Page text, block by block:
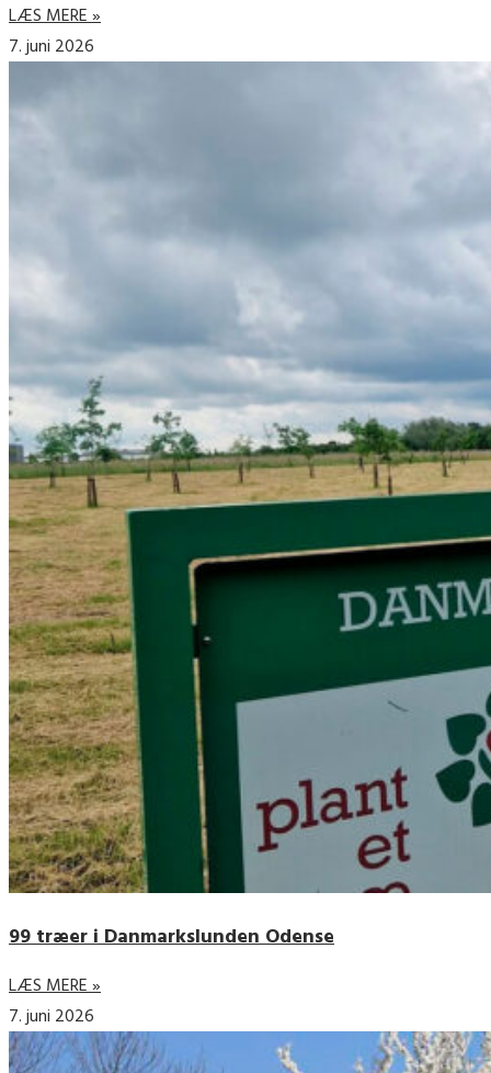
LÆS MERE »
7. juni 2026
99 træer i Danmarkslunden Odense
LÆS MERE »
7. juni 2026